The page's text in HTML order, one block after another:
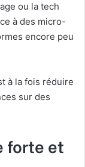
ou la tech
à des micro-
encore peu
à la fois réduire
sur des
forte et